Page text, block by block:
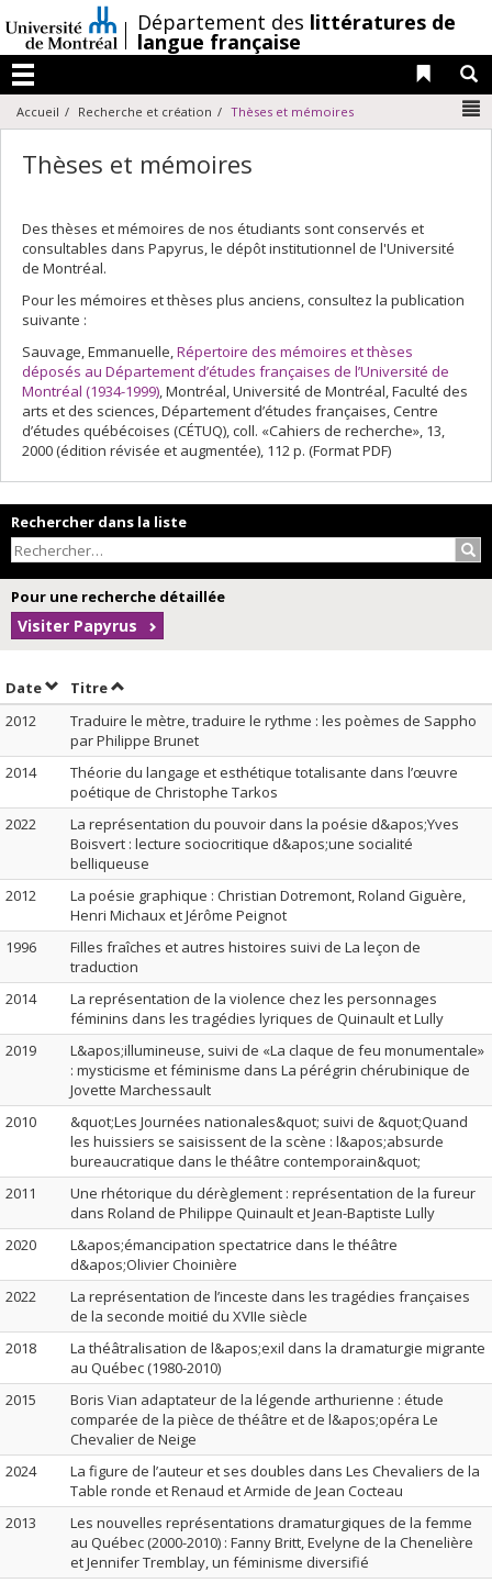
au
contenu
/Département des littératures de
langue française
Menu
Liens
Accueil Recherche et création Thèses et mémoires
Thèses et mémoires
Des thèses et mémoires de nos étudiants sont conservés et
consultables dans Papyrus, le dépôt institutionnel de l'Université
de Montréal.
Pour les mémoires et thèses plus anciens, consultez la publication
suivante :
Sauvage, Emmanuelle,Répertoire des mémoires et thèses
déposés au Département d’études françaises de l’Université de
Montréal (1934-1999), Montréal, Université de Montréal, Faculté des
arts et des sciences, Département d’études françaises, Centre
d’études québécoises (CÉTUQ), coll. «Cahiers de recherche», 13,
2000 (édition révisée et augmentée), 112 p. (Format PDF)
Rechercher dans la liste
Pour une recherche détaillée
Visiter Papyrus
DateTrier par date en ordre croissant
TitreTrier par titre en ordre croissant
2012
Traduire le mètre, traduire le rythme : les poèmes de Sappho
par Philippe Brunet
2014
Théorie du langage et esthétique totalisante dans l’œuvre
poétique de Christophe Tarkos
2022
La représentation du pouvoir dans la poésie d&apos;Yves
Boisvert : lecture sociocritique d&apos;une socialité
belliqueuse
2012
La poésie graphique : Christian Dotremont, Roland Giguère,
Henri Michaux et Jérôme Peignot
1996
Filles fraîches et autres histoires suivi de La leçon de
traduction
2014
La représentation de la violence chez les personnages
féminins dans les tragédies lyriques de Quinault et Lully
2019
L&apos;illumineuse, suivi de «La claque de feu monumentale»
: mysticisme et féminisme dans La pérégrin chérubinique de
Jovette Marchessault
2010
&quot;Les Journées nationales&quot; suivi de &quot;Quand
les huissiers se saisissent de la scène : l&apos;absurde
bureaucratique dans le théâtre contemporain&quot;
2011
Une rhétorique du dérèglement : représentation de la fureur
dans Roland de Philippe Quinault et Jean-Baptiste Lully
2020
L&apos;émancipation spectatrice dans le théâtre
d&apos;Olivier Choinière
2022
La représentation de l’inceste dans les tragédies françaises
de la seconde moitié du XVIIe siècle
2018
La théâtralisation de l&apos;exil dans la dramaturgie migrante
au Québec (1980-2010)
2015
Boris Vian adaptateur de la légende arthurienne : étude
comparée de la pièce de théâtre et de l&apos;opéra Le
Chevalier de Neige
2024
La figure de l’auteur et ses doubles dans Les Chevaliers de la
Table ronde et Renaud et Armide de Jean Cocteau
2013
Les nouvelles représentations dramaturgiques de la femme
au Québec (2000-2010) : Fanny Britt, Evelyne de la Chenelière
et Jennifer Tremblay, un féminisme diversifié